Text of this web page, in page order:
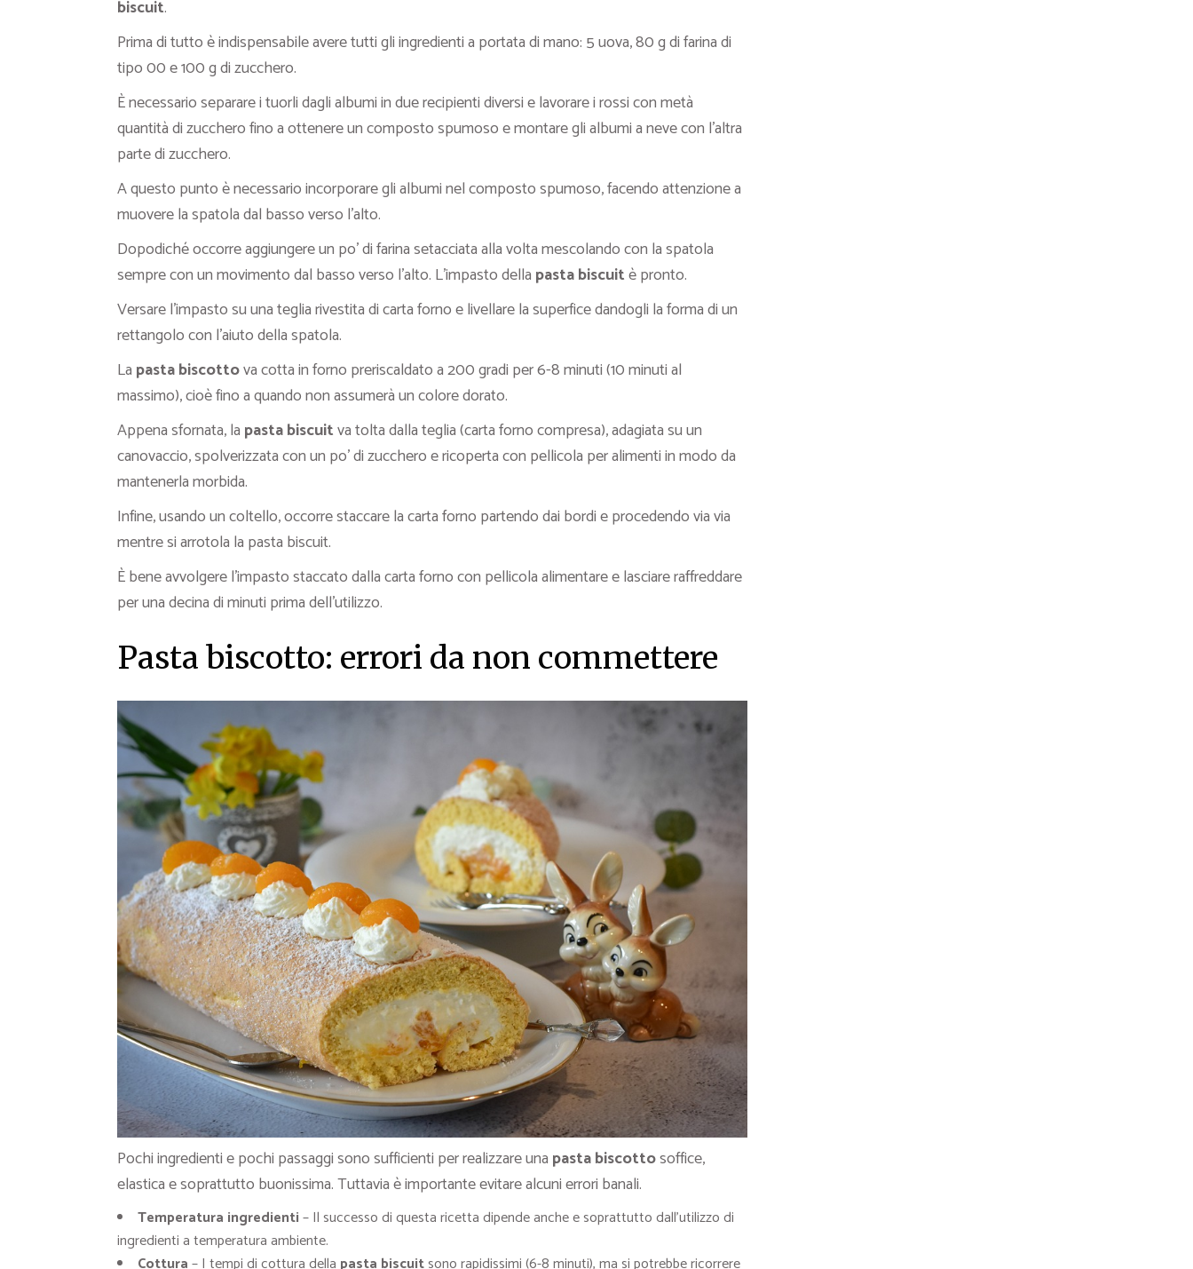
biscuit.
Prima di tutto è indispensabile avere tutti gli ingredienti a portata di mano: 5 uova, 80 g di farina di
tipo 00 e 100 g di zucchero.
È necessario separare i tuorli dagli albumi in due recipienti diversi e lavorare i rossi con metà
quantità di zucchero fino a ottenere un composto spumoso e montare gli albumi a neve con l’altra
parte di zucchero.
A questo punto è necessario incorporare gli albumi nel composto spumoso, facendo attenzione a
muovere la spatola dal basso verso l’alto.
Dopodiché occorre aggiungere un po’ di farina setacciata alla volta mescolando con la spatola
sempre con un movimento dal basso verso l’alto. L’impasto della pasta biscuitè pronto.
Versare l’impasto su una teglia rivestita di carta forno e livellare la superfice dandogli la forma di un
rettangolo con l’aiuto della spatola.
La pasta biscottova cotta in forno preriscaldato a 200 gradi per 6-8 minuti (10 minuti al
massimo), cioè fino a quando non assumerà un colore dorato.
Appena sfornata, la pasta biscuitva tolta dalla teglia (carta forno compresa), adagiata su un
canovaccio, spolverizzata con un po’ di zucchero e ricoperta con pellicola per alimenti in modo da
mantenerla morbida.
Infine, usando un coltello, occorre staccare la carta forno partendo dai bordi e procedendo via via
mentre si arrotola la pasta biscuit.
È bene avvolgere l’impasto staccato dalla carta forno con pellicola alimentare e lasciare raffreddare
per una decina di minuti prima dell’utilizzo.
Pasta biscotto: errori da non commettere
Pochi ingredienti e pochi passaggi sono sufficienti per realizzare una pasta biscottosoffice,
elastica e soprattutto buonissima. Tuttavia è importante evitare alcuni errori banali.
Temperatura ingredienti– Il successo di questa ricetta dipende anche e soprattutto dall’utilizzo di
ingredienti a temperatura ambiente.